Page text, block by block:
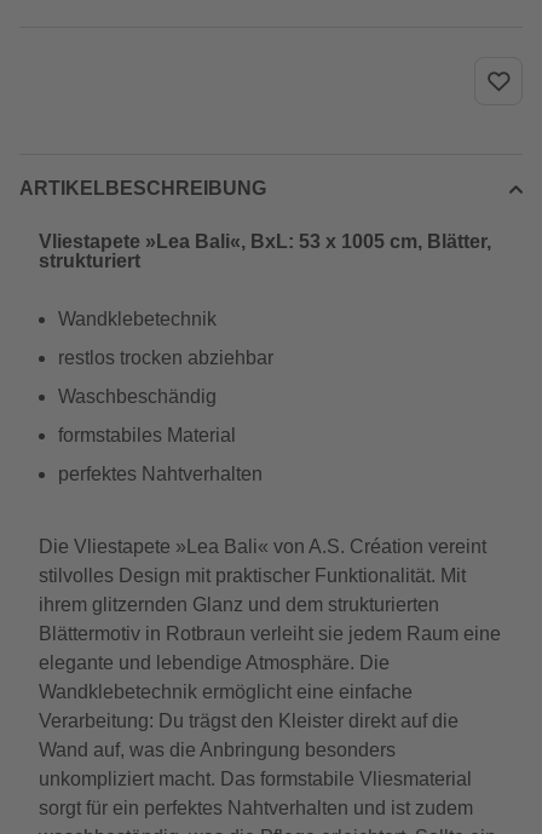
ARTIKELBESCHREIBUNG
Vliestapete »Lea Bali«, BxL: 53 x 1005 cm, Blätter,
strukturiert
Wandklebetechnik
restlos trocken abziehbar
Waschbeschändig
formstabiles Material
perfektes Nahtverhalten
Die Vliestapete »Lea Bali« von A.S. Création vereint
stilvolles Design mit praktischer Funktionalität. Mit
ihrem glitzernden Glanz und dem strukturierten
Blättermotiv in Rotbraun verleiht sie jedem Raum eine
elegante und lebendige Atmosphäre. Die
Wandklebetechnik ermöglicht eine einfache
Verarbeitung: Du trägst den Kleister direkt auf die
Wand auf, was die Anbringung besonders
unkompliziert macht. Das formstabile Vliesmaterial
sorgt für ein perfektes Nahtverhalten und ist zudem